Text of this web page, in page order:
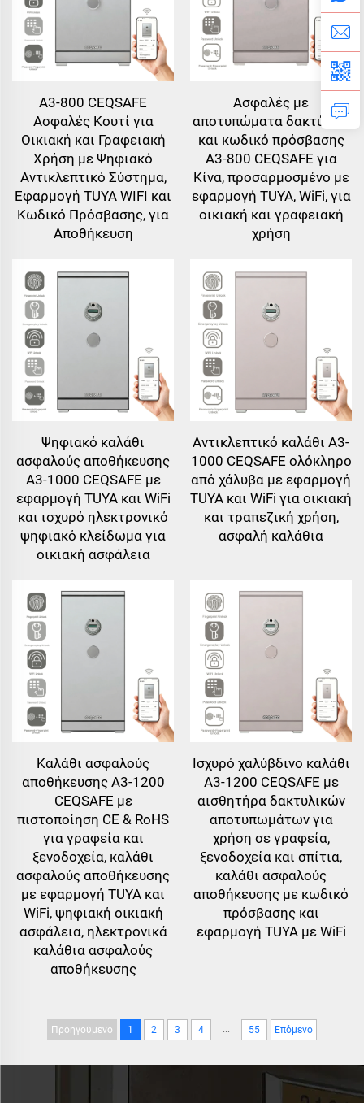
A3-800 CEQSAFE
Ασφαλές Κουτί για
Οικιακή και Γραφειακή
Χρήση με Ψηφιακό
Αντικλεπτικό Σύστημα,
Εφαρμογή TUYA WIFI και
Κωδικό Πρόσβασης, για
Αποθήκευση
Ασφαλές με
αποτυπώματα δακτύλων
και κωδικό πρόσβασης
A3-800 CEQSAFE για
Κίνα, προσαρμοσμένο με
εφαρμογή TUYA, WiFi, για
οικιακή και γραφειακή
χρήση
Ψηφιακό καλάθι
ασφαλούς αποθήκευσης
A3-1000 CEQSAFE με
εφαρμογή TUYA και WiFi
και ισχυρό ηλεκτρονικό
ψηφιακό κλείδωμα για
οικιακή ασφάλεια
Αντικλεπτικό καλάθι A3-
1000 CEQSAFE ολόκληρο
από χάλυβα με εφαρμογή
TUYA και WiFi για οικιακή
και τραπεζική χρήση,
ασφαλή καλάθια
Καλάθι ασφαλούς
αποθήκευσης A3-1200
CEQSAFE με
πιστοποίηση CE & RoHS
για γραφεία και
ξενοδοχεία, καλάθι
ασφαλούς αποθήκευσης
με εφαρμογή TUYA και
WiFi, ψηφιακή οικιακή
ασφάλεια, ηλεκτρονικά
καλάθια ασφαλούς
αποθήκευσης
Ισχυρό χαλύβδινο καλάθι
A3-1200 CEQSAFE με
αισθητήρα δακτυλικών
αποτυπωμάτων για
χρήση σε γραφεία,
ξενοδοχεία και σπίτια,
καλάθι ασφαλούς
αποθήκευσης με κωδικό
πρόσβασης και
εφαρμογή TUYA με WiFi
Προηγούμενο 1 2 3 4 ... 55 Επόμενο